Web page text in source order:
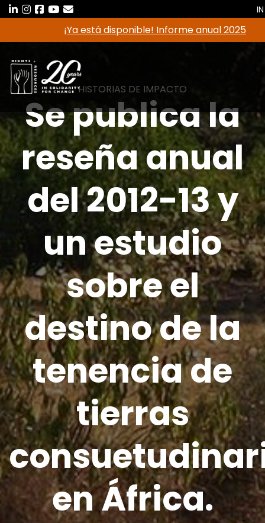
Saltar
al
¡Ya está disponible! Informe anual 2025
IN
HISTORIAS DE IMPACTO
Se publica la
reseña anual
del 2012-13 y
un estudio
sobre el
destino de la
tenencia de
tierras
en África.